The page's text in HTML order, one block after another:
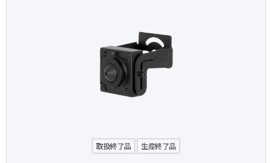
取扱終了品 生産終了品